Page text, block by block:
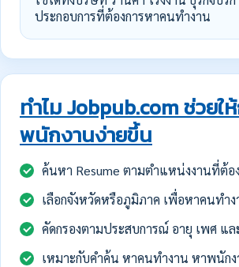
ประกอบการที่ต้องการหาคนทำงาน
ทำไม Jobpub.com ช่วยใ
พนักงานง่ายขึ้น
ค้นหา Resume ตามตำแหน่งงานที่ต้อง
เลือกจังหวัดหรือภูมิภาค เพื่อหาคนทำ
คัดกรองตามประสบการณ์ อายุ เพศ แล
เหมาะกับคำค้น หาคนทำงาน หาพนัก